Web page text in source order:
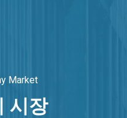
Market
시장